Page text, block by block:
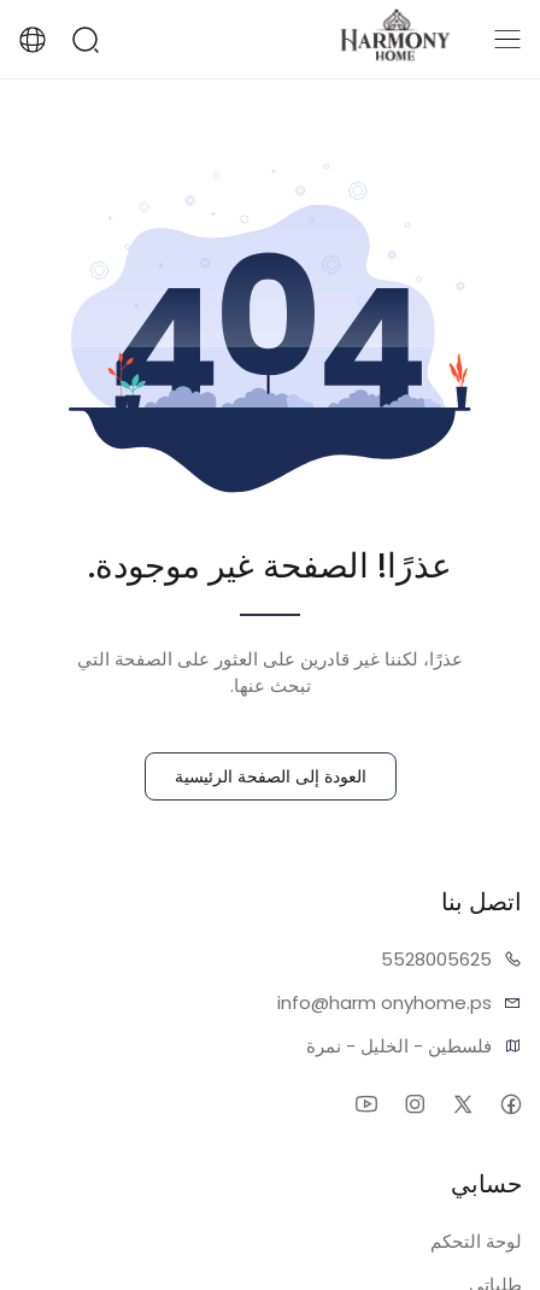
عذرًا! الصفحة غير موجودة.
عذرًا، لكننا غير قادرين على العثور على الصفحة التي
تبحث عنها.
العودة إلى الصفحة الرئيسية
اتصل بنا
05625
55280
info@harm onyhome.ps
فلسطين - الخليل - نمرة
حسابي
لوحة التحكم